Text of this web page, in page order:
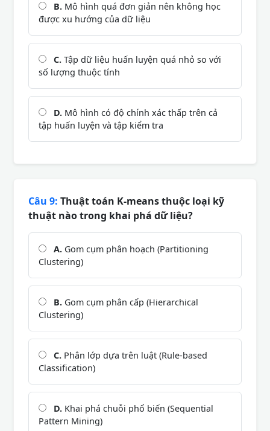
B. Mô hình quá đơn giản nên không học
được xu hướng của dữ liệu
C. Tập dữ liệu huấn luyện quá nhỏ so với
số lượng thuộc tính
D. Mô hình có độ chính xác thấp trên cả
tập huấn luyện và tập kiểm tra
Câu 9: Thuật toán K-means thuộc loại kỹ
thuật nào trong khai phá dữ liệu?
A. Gom cụm phân hoạch (Partitioning
Clustering)
B. Gom cụm phân cấp (Hierarchical
Clustering)
C. Phân lớp dựa trên luật (Rule-based
Classification)
D. Khai phá chuỗi phổ biến (Sequential
Pattern Mining)